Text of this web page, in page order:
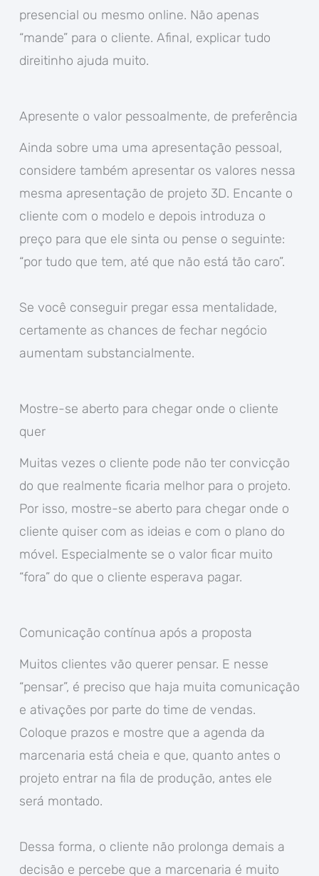
presencial ou mesmo online. Não apenas
“mande” para o cliente. Afinal, explicar tudo
direitinho ajuda muito.
Apresente o valor pessoalmente, de preferência
Ainda sobre uma uma apresentação pessoal,
considere também apresentar os valores nessa
mesma apresentação de projeto 3D. Encante o
cliente com o modelo e depois introduza o
preço para que ele sinta ou pense o seguinte:
“por tudo que tem, até que não está tão caro”.
Se você conseguir pregar essa mentalidade,
certamente as chances de fechar negócio
aumentam substancialmente.
Mostre-se aberto para chegar onde o cliente
quer
Muitas vezes o cliente pode não ter convicção
do que realmente ficaria melhor para o projeto.
Por isso, mostre-se aberto para chegar onde o
cliente quiser com as ideias e com o plano do
móvel. Especialmente se o valor ficar muito
“fora” do que o cliente esperava pagar.
Comunicação contínua após a proposta
Muitos clientes vão querer pensar. E nesse
“pensar”, é preciso que haja muita comunicação
e ativações por parte do time de vendas.
Coloque prazos e mostre que a agenda da
marcenaria está cheia e que, quanto antes o
projeto entrar na fila de produção, antes ele
será montado.
Dessa forma, o cliente não prolonga demais a
decisão e percebe que a marcenaria é muito